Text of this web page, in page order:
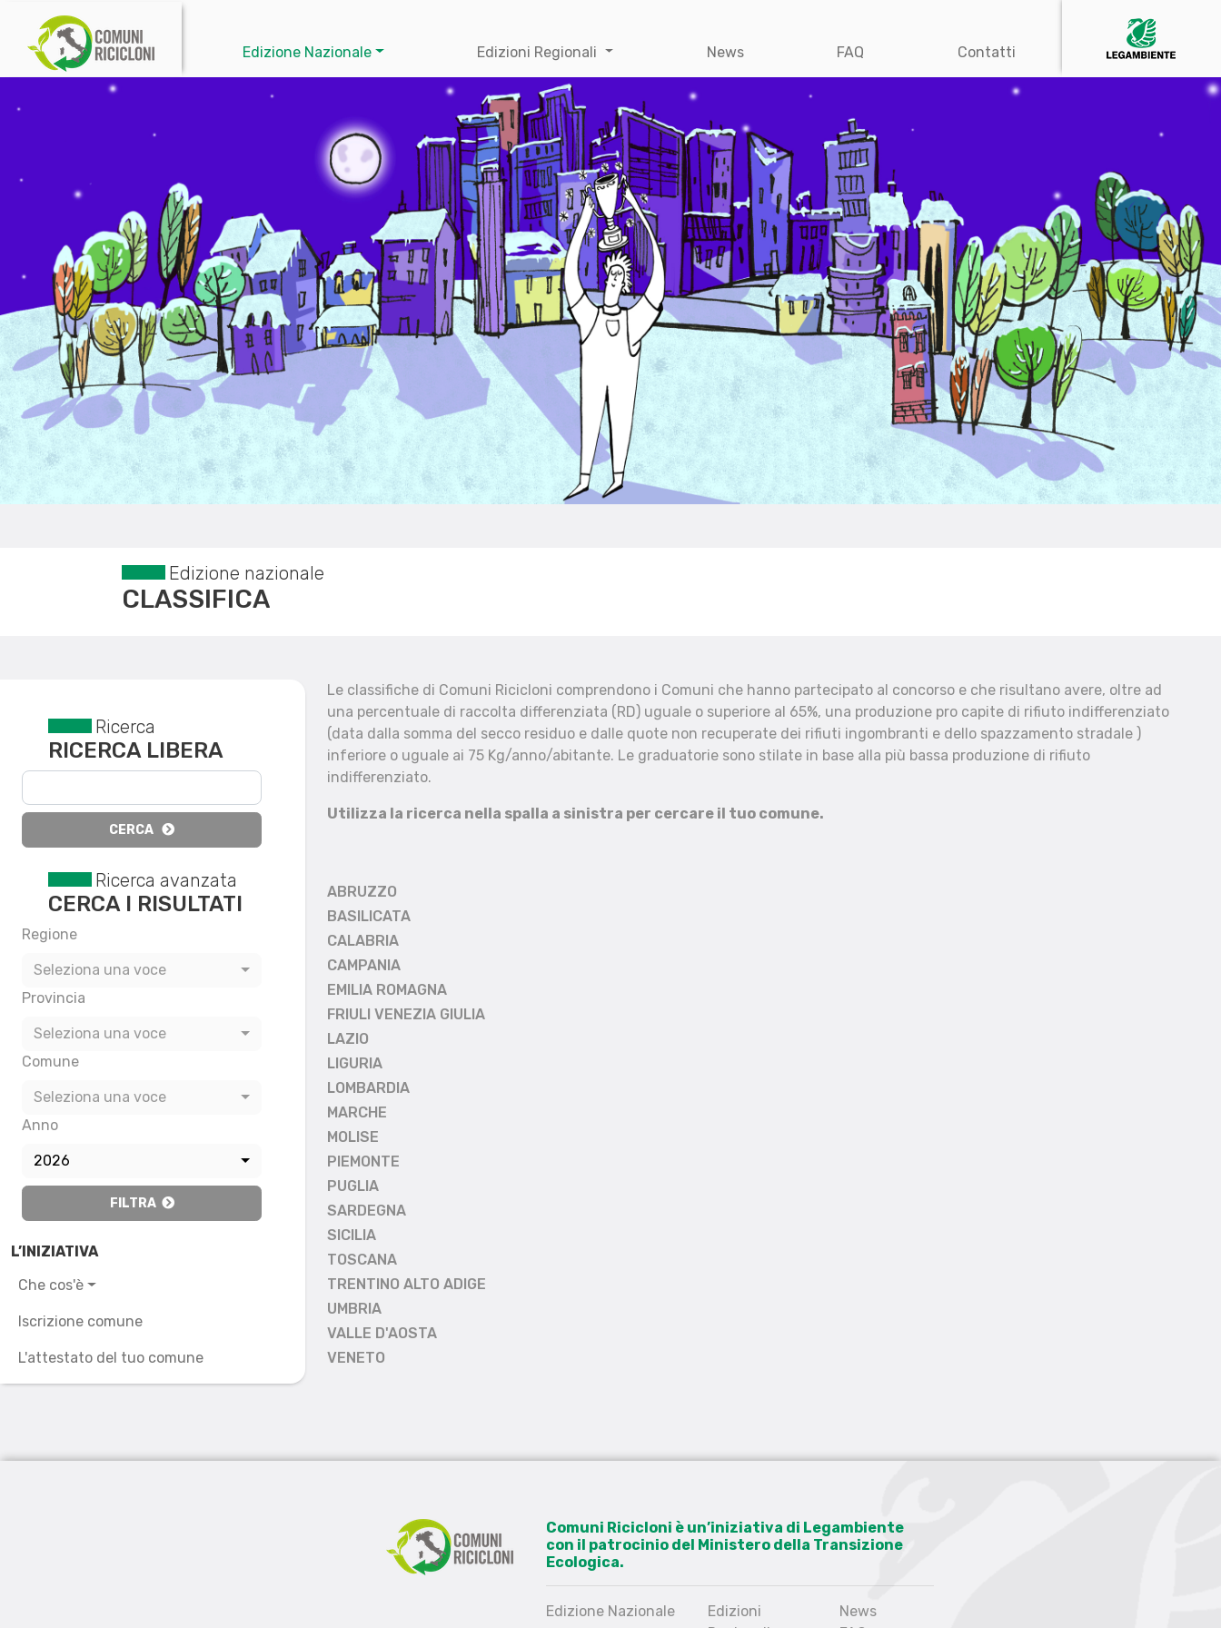
Edizione Nazionale Edizioni Regionali News FAQ Contatti
Edizione nazionale
CLASSIFICA
Reset filtri
Ricerca
RICERCA LIBERA
CERCA
Ricerca avanzata
CERCA I RISULTATI
Regione
Seleziona una voce
Provincia
Seleziona una voce
Comune
Seleziona una voce
Anno
2026
FILTRA
L’INIZIATIVA
Che cos'è
Iscrizione comune
L'attestato del tuo comune
Le classifiche di Comuni Ricicloni comprendono i Comuni che hanno partecipato al concorso e che risultano avere, oltre ad
una percentuale di raccolta differenziata (RD) uguale o superiore al 65%, una produzione pro capite di rifiuto indifferenziato
(data dalla somma del secco residuo e dalle quote non recuperate dei rifiuti ingombranti e dello spazzamento stradale )
inferiore o uguale ai 75 Kg/anno/abitante. Le graduatorie sono stilate in base alla più bassa produzione di rifiuto
indifferenziato.
Utilizza la ricerca nella spalla a sinistra per cercare il tuo comune.
ABRUZZO
BASILICATA
CALABRIA
CAMPANIA
EMILIA ROMAGNA
FRIULI VENEZIA GIULIA
LAZIO
LIGURIA
LOMBARDIA
MARCHE
MOLISE
PIEMONTE
PUGLIA
SARDEGNA
SICILIA
TOSCANA
TRENTINO ALTO ADIGE
UMBRIA
VALLE D'AOSTA
VENETO
Comuni Ricicloni è un’iniziativa di Legambiente
con il patrocinio del Ministero della Transizione
Ecologica.
Edizione Nazionale
Edizioni
News